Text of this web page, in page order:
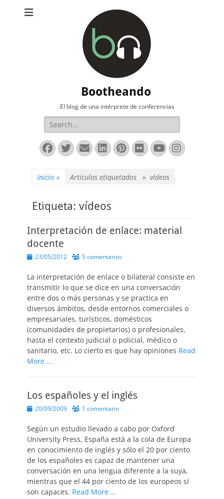
Bootheando
El blog de una intérprete de conferencias
Buscar:
Facebook
Twitter
Correo
electrónico
LinkedIn
Pinterest
FlickrYouTube
Inicio » Artículos etiquetados » vídeos
Etiqueta: vídeos
Interpretación de enlace: material
docente
Publicado
23/05/2012 5 comentarios
La interpretación de enlace o bilateral consiste en
transmitir lo que se dice en una conversación
entre dos o más personas y se practica en
diversos ámbitos, desde entornos comerciales o
empresariales, turísticos, domésticos
(comunidades de propietarios) o profesionales,
hasta el contexto judicial o policial, médico o
sanitario, etc. Lo cierto es que hay opiniones Read
More …
Los españoles y el inglés
Publicado
20/09/2009 1 comentario
Según un estudio llevado a cabo por Oxford
University Press, España está a la cola de Europa
en conocimiento de inglés y sólo el 20 por ciento
de los españoles es capaz de mantener una
conversación en una lengua diferente a la suya,
mientras que el 44 por ciento de los europeos sí
son capaces. Read More …